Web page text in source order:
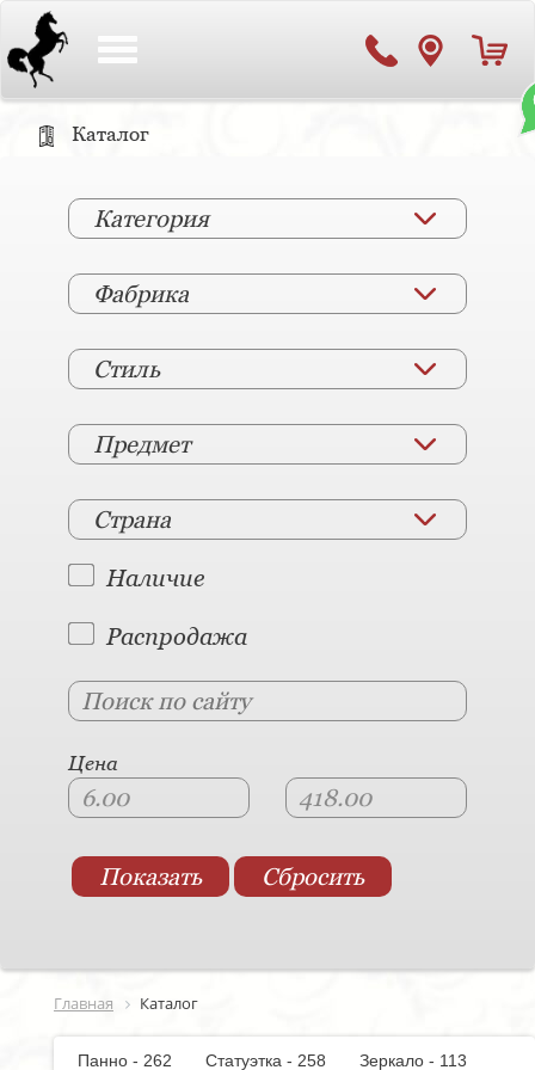
Каталог
Категория
Фабрика
Стиль
Предмет
Страна
Наличие
Распродажа
Цена
Главная Каталог
Панно - 262 Статуэтка - 258
Зеркало - 113